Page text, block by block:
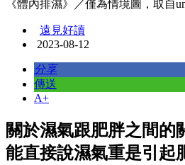
《體內排濕》／僅為情境圖，取自
遠見好讀
2023-08-12
分享
傳送
A+
關於濕氣跟肥胖之間的
能直接說濕氣重是引起